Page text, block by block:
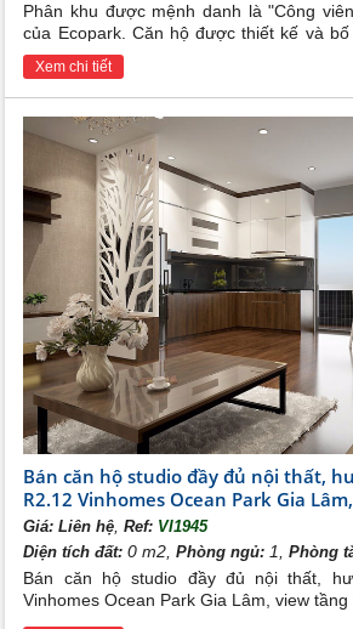
Phân khu được mệnh danh là "Công
của Ecopark. Căn hộ được thiết kế và
các trang thiết bị nội thất cho các
hộ gia đình trẻ
Xem chi tiết
Bán căn hộ studio đầy đủ nội thất,
R2.12 Vinhomes Ocean Park Gia
Giá:Liên hệ ,Ref: VI1945
Diện tích đất: 0 m2,Phòng ngủ: 1,Phòng
Bán căn hộ studio đầy đủ nội thất,
Vinhomes Ocean Park Gia Lâm, view tầng